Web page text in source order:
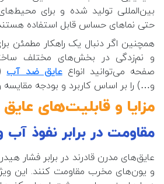
بین‌المللی تولید شده و برای
حتی نماهای حساس قابل استفاده
همچنین اگر دنبال یک راهکار مطمئن
و نم‌زدگی در بخش‌های مختلف
صفحه می‌توانید انواععایق ضد آب
و…) را بر اساس کاربرد و بودجه
مزایا و قابلیت‌های
مقاومت در برابر نفوذ آب
عایق‌های مدرن قادرند در برابر فشار
و یون‌های مخرب مقاومت کنند. این